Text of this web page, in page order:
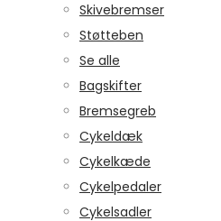
Skivebremser
Støtteben
Se alle
Bagskifter
Bremsegreb
Cykeldæk
Cykelkæde
Cykelpedaler
Cykelsadler